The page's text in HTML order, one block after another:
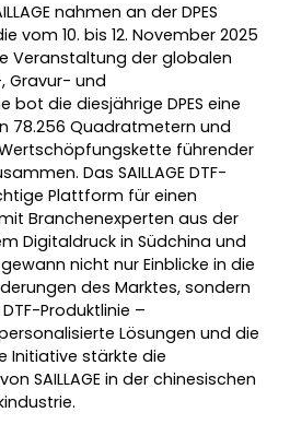
nahmen an der DPES
vom 10. bis 12. November 2025
Veranstaltung der globalen
Gravur- und
bot die diesjährige DPES eine
78.256 Quadratmetern und
führender
Das SAILLAGE DTF-
Plattform für einen
Branchenexperten aus der
Digitaldruck in Südchina und
nicht nur Einblicke in die
des Marktes, sondern
Produktlinie –
Lösungen und die
Initiative stärkte die
SAILLAGE in der chinesischen